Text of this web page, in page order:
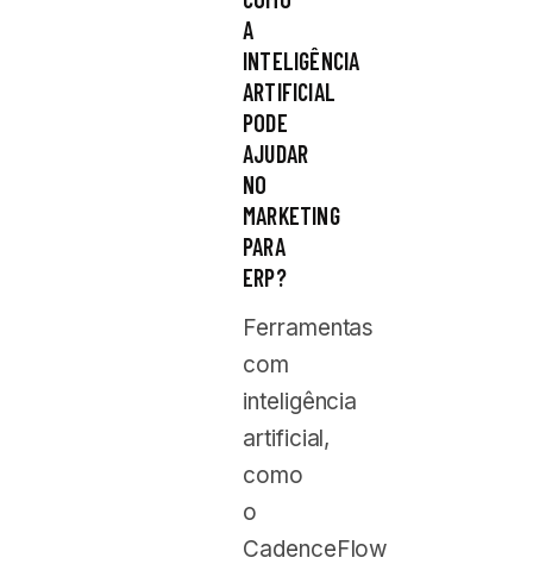
A
INTELIGÊNCIA
ARTIFICIAL
PODE
AJUDAR
NO
MARKETING
PARA
ERP?
Ferramentas
com
inteligência
artificial,
como
o
CadenceFlow